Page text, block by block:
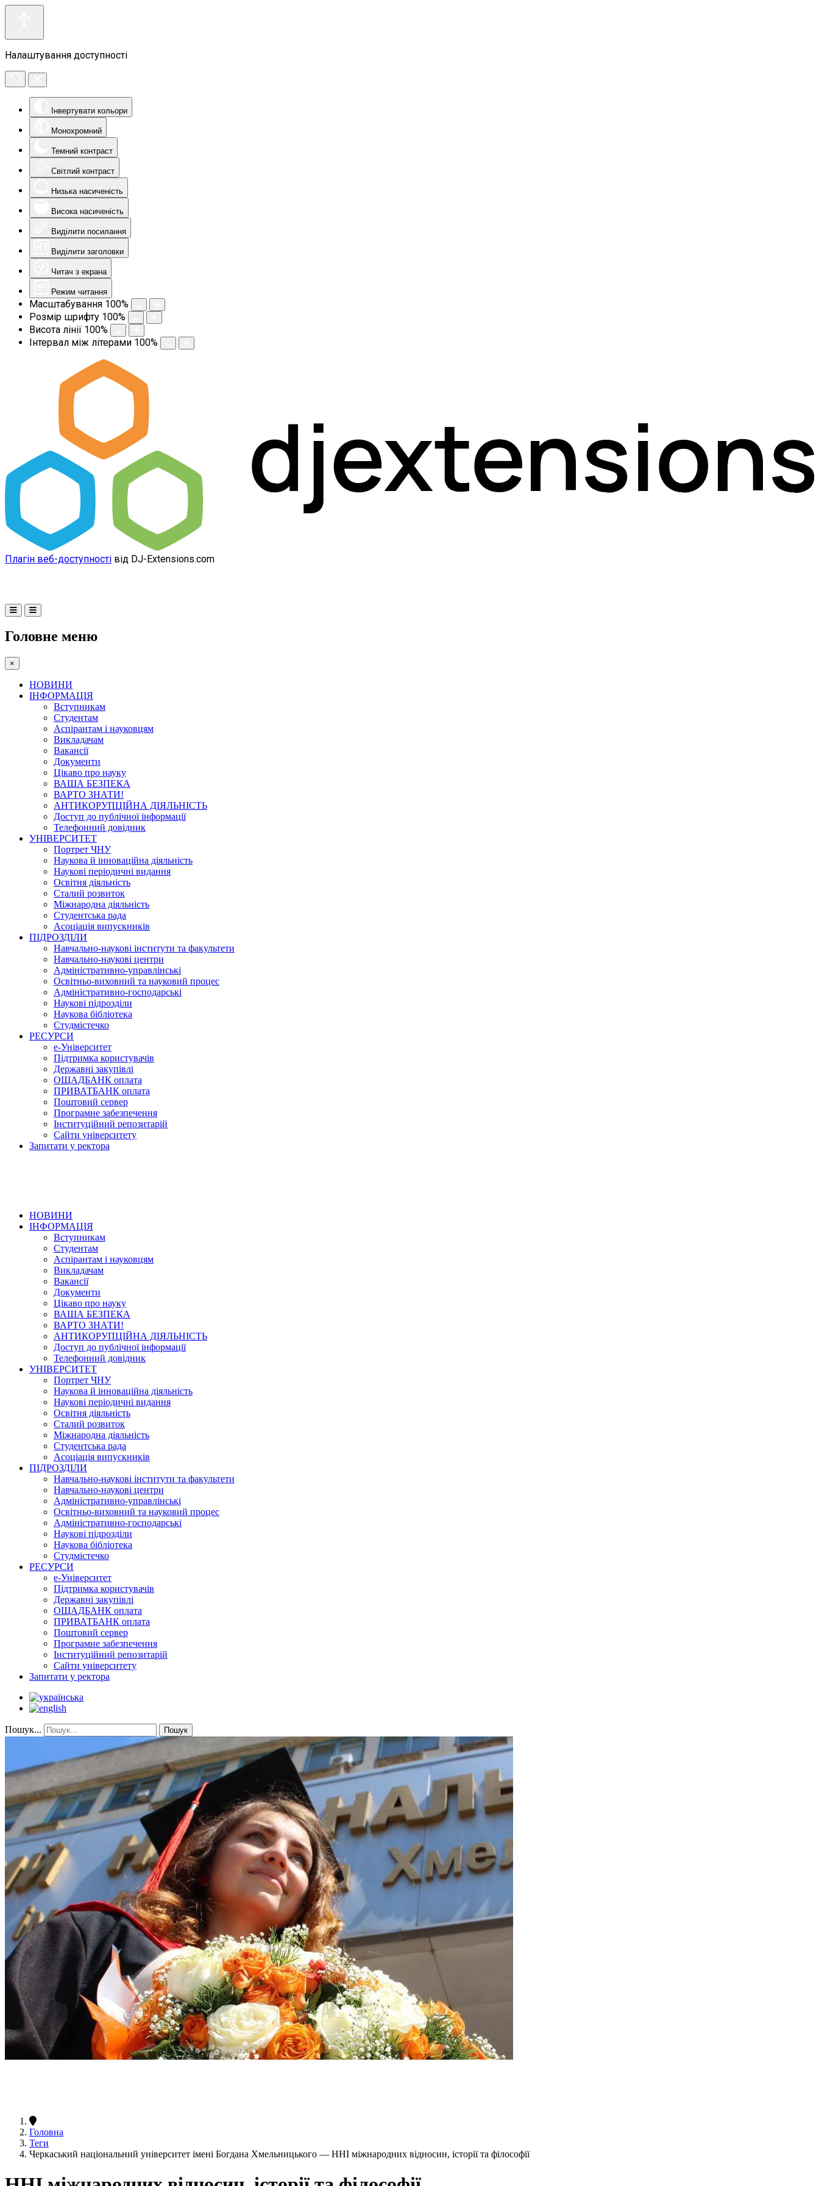
Налаштування доступності
Інвертувати кольори
Монохромний
Темний контраст
Світлий контраст
Низька насиченість
Висока насиченість
Виділити посилання
Виділити заголовки
Читач з екрана
Режим читання
Масштабування 100%
Розмір шрифту 100%
Висота лінії 100%
Інтервал між літерами 100%
Плагін веб-доступності від DJ-Extensions.com
Головне меню
×
НОВИНИ
ІНФОРМАЦІЯ
Вступникам
Студентам
Аспірантам і науковцям
Викладачам
Вакансії
Документи
Цікаво про науку
ВАША БЕЗПЕКА
ВАРТО ЗНАТИ!
АНТИКОРУПЦІЙНА ДІЯЛЬНІСТЬ
Доступ до публічної інформації
Телефонний довідник
УНІВЕРСИТЕТ
Портрет ЧНУ
Наукова й інноваційна діяльність
Наукові періодичні видання
Освітня діяльність
Сталий розвиток
Міжнародна діяльність
Студентська рада
Асоціація випускників
ПІДРОЗДІЛИ
Навчально-наукові інститути та факультети
Навчально-наукові центри
Адміністративно-управлінські
Освітньо-виховний та науковий процес
Адміністративно-господарські
Наукові підрозділи
Наукова бібліотека
Студмістечко
РЕСУРСИ
е-Університет
Підтримка користувачів
Державні закупівлі
ОЩАДБАНК оплата
ПРИВАТБАНК оплата
Поштовий сервер
Програмне забезпечення
Інституційний репозитарій
Сайти університету
Запитати у ректора
НОВИНИ
ІНФОРМАЦІЯ
Вступникам
Студентам
Аспірантам і науковцям
Викладачам
Вакансії
Документи
Цікаво про науку
ВАША БЕЗПЕКА
ВАРТО ЗНАТИ!
АНТИКОРУПЦІЙНА ДІЯЛЬНІСТЬ
Доступ до публічної інформації
Телефонний довідник
УНІВЕРСИТЕТ
Портрет ЧНУ
Наукова й інноваційна діяльність
Наукові періодичні видання
Освітня діяльність
Сталий розвиток
Міжнародна діяльність
Студентська рада
Асоціація випускників
ПІДРОЗДІЛИ
Навчально-наукові інститути та факультети
Навчально-наукові центри
Адміністративно-управлінські
Освітньо-виховний та науковий процес
Адміністративно-господарські
Наукові підрозділи
Наукова бібліотека
Студмістечко
РЕСУРСИ
е-Університет
Підтримка користувачів
Державні закупівлі
ОЩАДБАНК оплата
ПРИВАТБАНК оплата
Поштовий сервер
Програмне забезпечення
Інституційний репозитарій
Сайти університету
Запитати у ректора
Пошук... Пошук
Головна
Теги
Черкаський національний університет імені Богдана Хмельницького — ННІ міжнародних відносин, історії та філософії